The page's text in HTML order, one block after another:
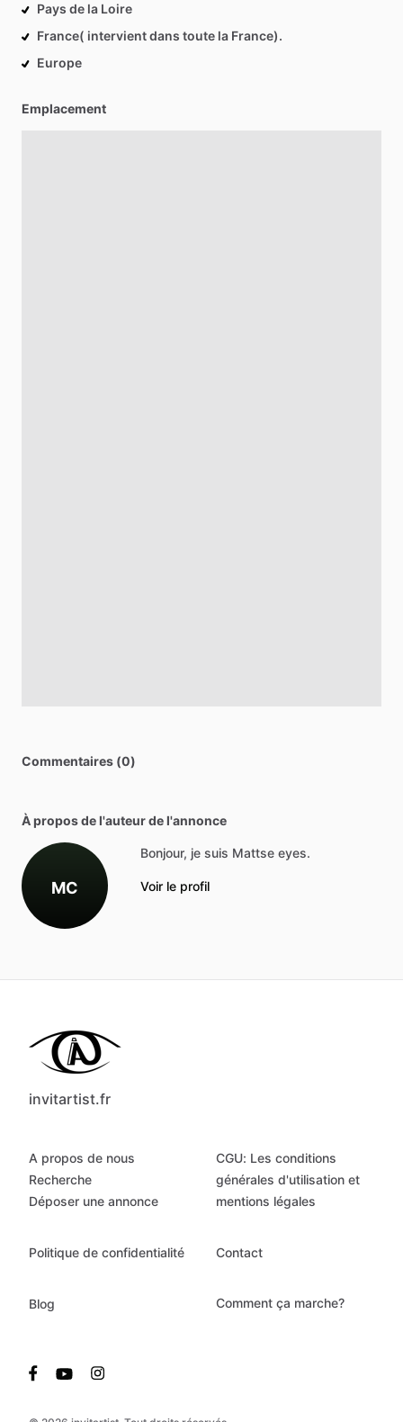
Pays de la Loire
France( intervient dans toute la France).
Europe
Emplacement
Commentaires (0)
À propos de l'auteur de l'annonce
MC
Bonjour, je suis Mattse eyes.
Voir le profil
invitartist.fr
A propos de nous
Recherche
Déposer une annonce
CGU: Les conditions
générales d'utilisation et
mentions légales
Politique de confidentialité Contact
Blog Comment ça marche?